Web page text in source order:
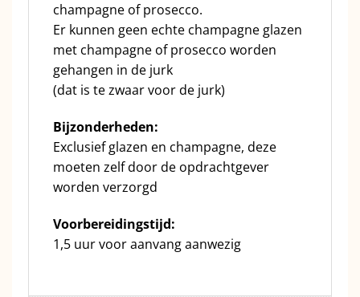
champagne of prosecco.
Er kunnen geen echte champagne glazen
met champagne of prosecco worden
gehangen in de jurk
(dat is te zwaar voor de jurk)
Bijzonderheden:
Exclusief glazen en champagne, deze
moeten zelf door de opdrachtgever
worden verzorgd
Voorbereidingstijd:
1,5 uur voor aanvang aanwezig